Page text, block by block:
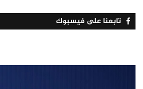
تابعنا على فيسبوك